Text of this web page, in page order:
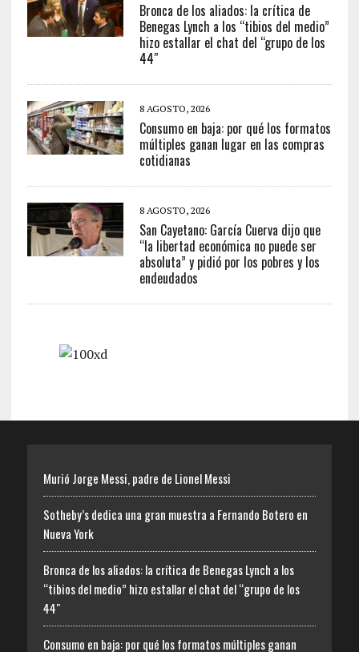
Bronca de los aliados: la crítica de
Benegas Lynch a los “tibios del medio”
hizo estallar el chat del “grupo de los
44″
8 AGOSTO, 2026
Consumo en baja: por qué los formatos
múltiples ganan lugar en las compras
cotidianas
8 AGOSTO, 2026
San Cayetano: García Cuerva dijo que
“la libertad económica no puede ser
absoluta” y pidió por los pobres y los
endeudados
Murió Jorge Messi, padre de Lionel Messi
Sotheby’s dedica una gran muestra a Fernando Botero en
Nueva York
Bronca de los aliados: la crítica de Benegas Lynch a los
“tibios del medio” hizo estallar el chat del “grupo de los
44″
Consumo en baja: por qué los formatos múltiples ganan